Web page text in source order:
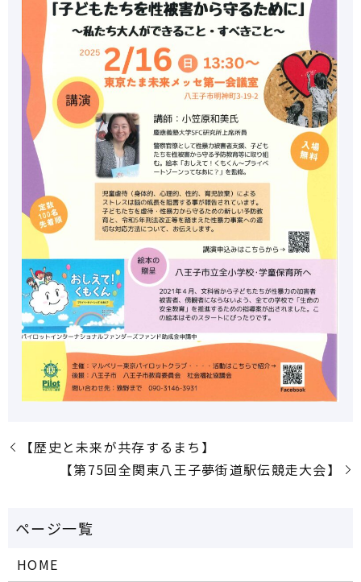
【歴史と未来が共存するまち】
【第75回全関東八王子夢街道駅伝競走大会】
HOME